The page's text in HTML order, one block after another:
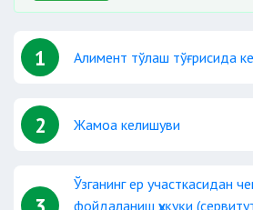
1 Алимент тўлаш тўғрисида
2 Жамоа келишуви
Ўзганинг ер участкасидан
фойдаланиш ҳуқуқи